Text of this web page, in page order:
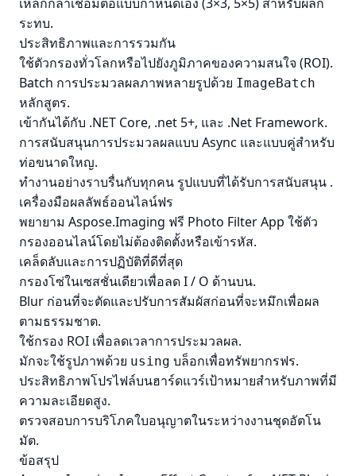
ระทบ.
ประสิทธิภาพและการรวมกัน
ใช้ตัวกรองทั่วโลกหรือไปยังภูมิภาคของความสนใจ (ROI).
Batch การประมวลผลภาพหลายรูปด้วย ImageBatch
หลักสูตร.
เข้ากันได้กับ .NET Core, .net 5+, และ .Net Framework.
การสนับสนุนการประมวลผลแบบ Async และแบบคู่สําหรับ
ท่อขนาดใหญ.
ทํางานอย่างราบรื่นกับทุกคน รูปแบบที่ได้รับการสนับสนุน .
เครื่องมือผลลัพธ์ออนไลน์ฟร
พยายาม Aspose.Imaging ฟรี Photo Filter App ใช้ตัว
กรองออนไลน์โดยไม่ต้องติดตั้งหรือเข้ารหัส.
เคล็ดลับและการปฏิบัติที่ดีที่สุด
กรองโซ่ในเซสชั่นเดียวเพื่อลด I / O ด้านบน.
Blur ก่อนที่จะตัดและปรับการสัมผัสก่อนที่จะหมึกเพื่อผล
ตามธรรมชาต.
ใช้กรอง ROI เพื่อลดเวลาการประมวลผล.
มักจะใช้รูปภาพด้วย using บล็อกเพื่อทรัพยากรฟร.
ประสิทธิภาพโปรไฟล์บนฮาร์ดแวร์เป้าหมายสําหรับภาพที่มี
ความละเอียดสูง.
ตรวจสอบการบริโภคใบอนุญาตในระหว่างงานชุดอัตโน
มัต.
ข้อสรุป